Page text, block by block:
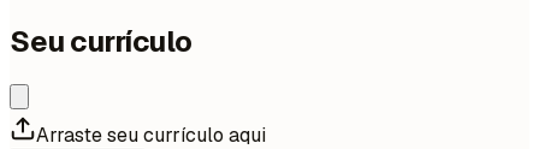
Seu currículo
Arraste seu currículo aqui